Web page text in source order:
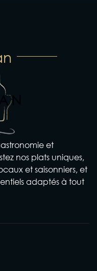
et
nos plats uniques,
et saisonniers, et
adaptés à tout